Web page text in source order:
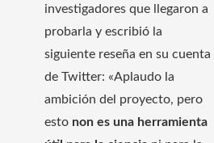
investigadores que llegaron a
probarla y escribió la
siguiente reseña en su cuenta
de Twitter: «Aplaudo la
ambición del proyecto, pero
esto non es una herramienta